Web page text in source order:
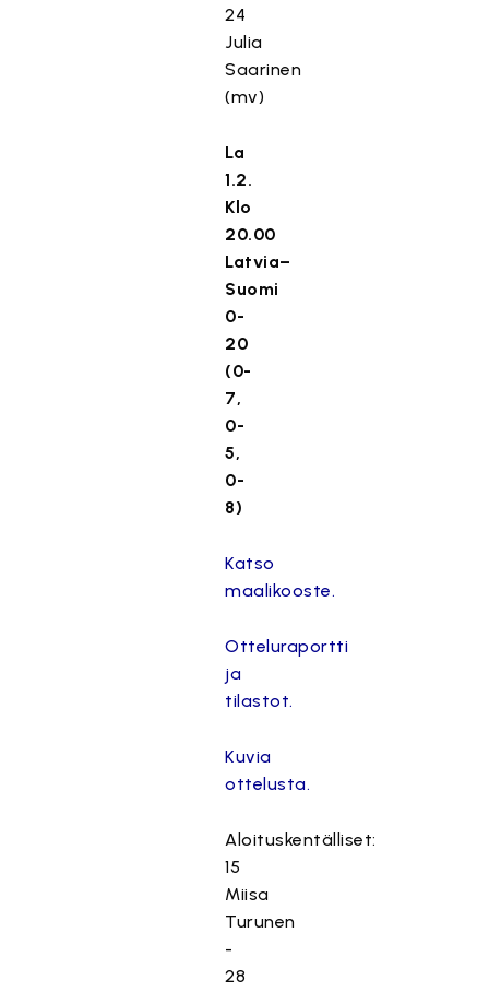
24
Julia
Saarinen
(mv)
La
1.2.
Klo
20.00
Latvia–
Suomi
0-
20
(0-
7,
0-
5,
0-
8)
Katso
maalikooste.
Otteluraportti
ja
tilastot.
Kuvia
ottelusta.
Aloituskentälliset:
15
Miisa
Turunen
-
28